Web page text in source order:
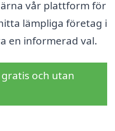
vår plattform för
lämpliga företag i
en informerad val.
och utan